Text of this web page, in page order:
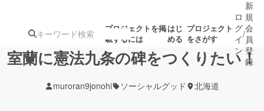
プロジェクトを掲
載するには
はじ
める
プロジェクト
をさがす
ロ
グ
イ
ン
/
新
規
会
員
登
録
室蘭に憲法九条の碑をつくりたい！
muroran9jonohi ソーシャルグッド 北海道